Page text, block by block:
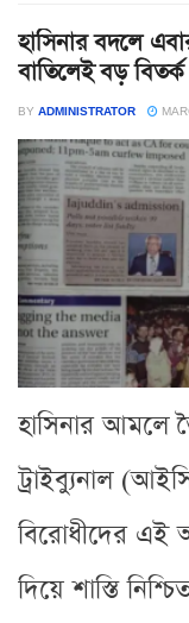
হাসিনার বদলে
বাতিলেই বড় বিতর্ক
BY ADMINISTRATOR
হাসিনার আমলে
ট্রাইব্যুনাল
বিরোধীদের এই
দিয়ে শাস্তি